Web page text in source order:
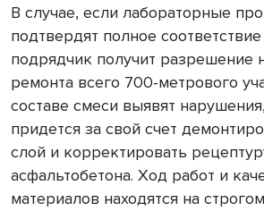
В случае, если лабораторные
подтвердят полное
подрядчик получит разрешение
ремонта всего 700-метрового
составе смеси выявят
придется за свой счет
слой и корректировать
асфальтобетона. Ход работ и
материалов находятся на